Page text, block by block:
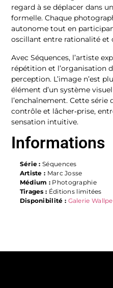
regard à se déplacer dans
formelle. Chaque
autonome tout en
oscillant entre rationalité et
Avec Séquences, l’artiste
répétition et l’organisation
perception. L’image n’est
élément d’un système
l’enchaînement. Cette
contrôle et lâcher‑prise,
sensation intuitive.
Informations
Série : Séquences
Artiste : Marc Josse
Médium : Photographie
Tirages : Éditions limitées
Disponibilité : Galerie